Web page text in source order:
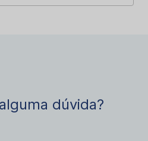
dúvida?